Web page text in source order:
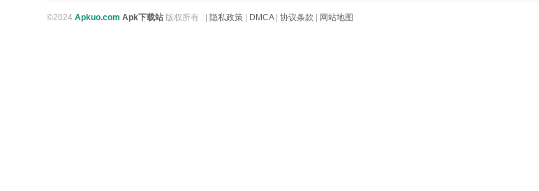
©2024Apkuo.com Apk下载站 版权所有 . 隐私政策 DMCA|协议条款 网站地图